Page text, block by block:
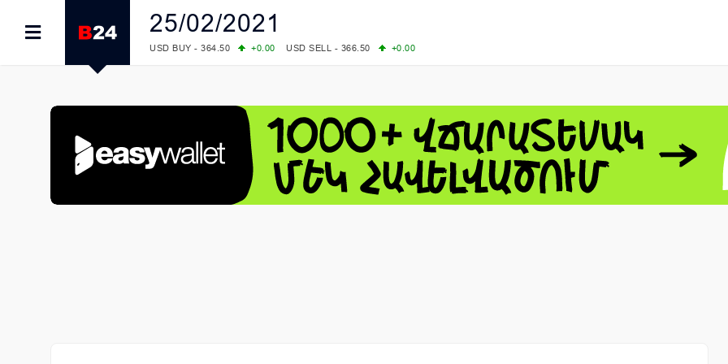
25/02/2021
USD BUY - 364.50 +0.00 USD SELL - 366.50
+0.00
COMEX: PLATINUM - 1749.90
LME: ALUMINIUM - 3184.00
-0.27 COPPER - 13791.00
-0.12
LME: NICKEL - 17249.00
+0.09 TIN - 55268.00
+2.50
LME: LEAD - 1877.50
-1.00 ZINC - 3643.00
+1.43
FOREX: USD/JPY - 158.37
+0.44 EUR/GBP - 1.1521
-0.23
FOREX: EUR/USD - 1.1521
-0.23 GBP/USD - 1.3448
-0.08